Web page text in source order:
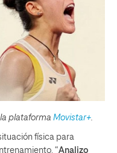
plataforma Movistar+.
física para
“Analizo